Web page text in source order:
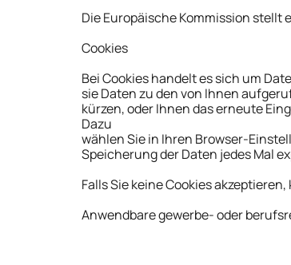
Die Europäische Kommission
Cookies
Bei Cookies handelt es sich um
sie Daten zu den von Ihnen
kürzen, oder Ihnen das erneute
Dazu
wählen Sie in Ihren Browser-
Speicherung der Daten jedes Mal
Falls Sie keine Cookies
Anwendbare gewerbe- oder